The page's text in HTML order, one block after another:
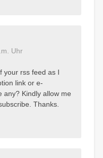
Uhr
your rss feed as I
link or e-
any? Kindly allow me
Thanks.